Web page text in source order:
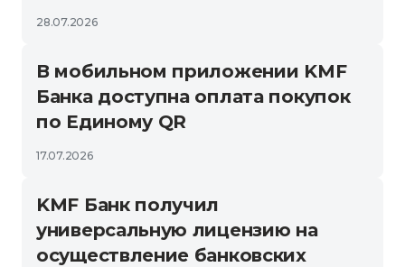
28.07.2026
В мобильном приложении KMF
Банка доступна оплата покупок
по Единому QR
17.07.2026
KMF Банк получил
универсальную лицензию на
осуществление банковских